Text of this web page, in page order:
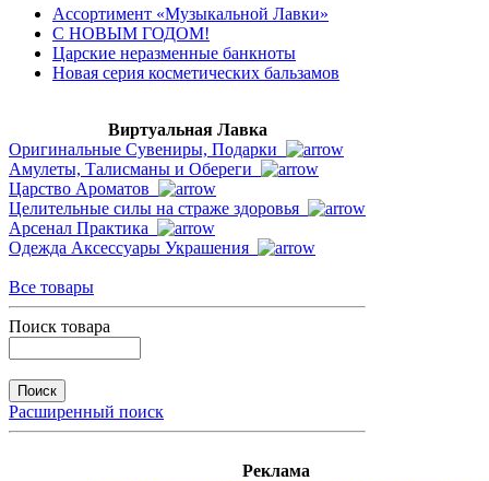
Ассортимент «Музыкальной Лавки»
С НОВЫМ ГОДОМ!
Царские неразменные банкноты
Новая серия косметических бальзамов
Виртуальная Лавка
Оригинальные Сувениры, Подарки
Амулеты, Талисманы и Обереги
Царство Ароматов
Целительные силы на страже здоровья
Арсенал Практика
Одежда Аксессуары Украшения
Все товары
Поиск товара
Расширенный поиск
Реклама